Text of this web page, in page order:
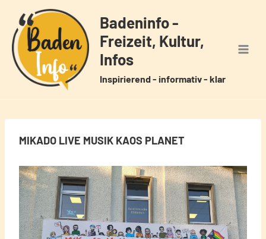
Inhalt
springen
Badeninfo -
Freizeit, Kultur,
Infos
Inspirierend - informativ - klar
MIKADO LIVE MUSIK KAOS PLANET